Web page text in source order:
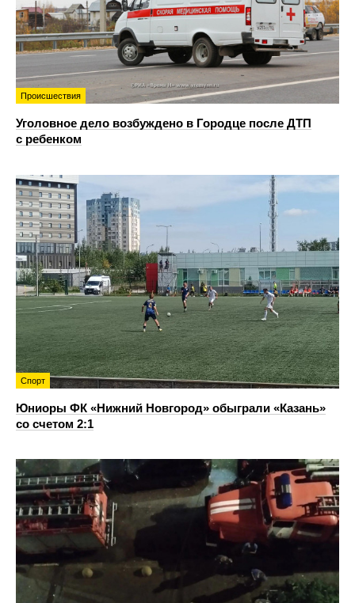
Происшествия
Уголовное дело возбуждено в Городце после ДТП
с ребенком
Спорт
Юниоры ФК «Нижний Новгород» обыграли «Казань»
со счетом 2:1